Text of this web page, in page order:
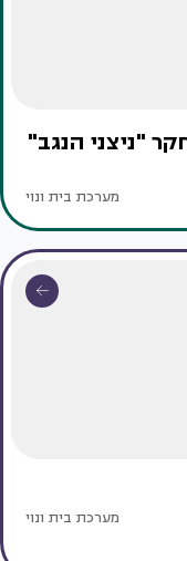
"ניצני הנגב"
מערכת בית ונוי
מערכת בית ונוי